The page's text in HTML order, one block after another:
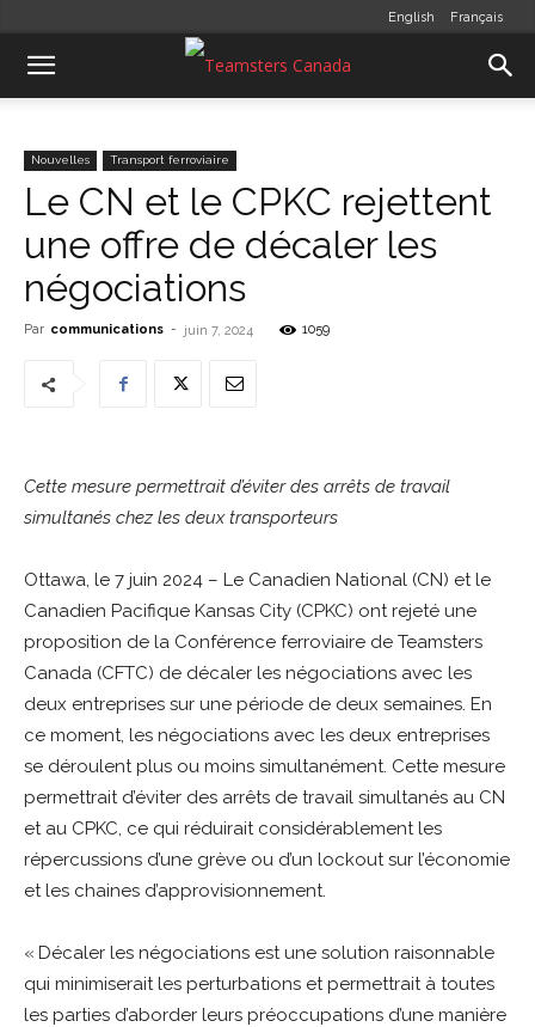
English Français
Nouvelles Transport ferroviaire
Le CN et le CPKC rejettent
une offre de décaler les
négociations
Par communications - juin 7, 2024 1059
Cette mesure permettrait d’éviter des arrêts de travail
simultanés chez les deux transporteurs
Ottawa, le 7 juin 2024 – Le Canadien National (CN) et le
Canadien Pacifique Kansas City (CPKC) ont rejeté une
proposition de la Conférence ferroviaire de Teamsters
Canada (CFTC) de décaler les négociations avec les
deux entreprises sur une période de deux semaines. En
ce moment, les négociations avec les deux entreprises
se déroulent plus ou moins simultanément. Cette mesure
permettrait d’éviter des arrêts de travail simultanés au CN
et au CPKC, ce qui réduirait considérablement les
répercussions d’une grève ou d’un lockout sur l’économie
et les chaines d’approvisionnement.
« Décaler les négociations est une solution raisonnable
qui minimiserait les perturbations et permettrait à toutes
les parties d’aborder leurs préoccupations d’une manière